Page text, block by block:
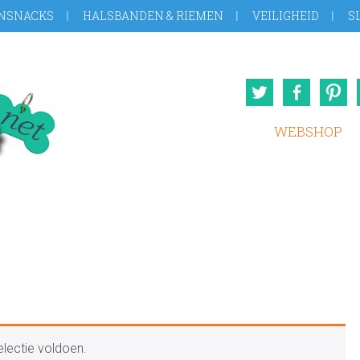
HALSBANDEN & RIEMEN VEILIGHEID
Twitter
WEBSHOP
voldoen.